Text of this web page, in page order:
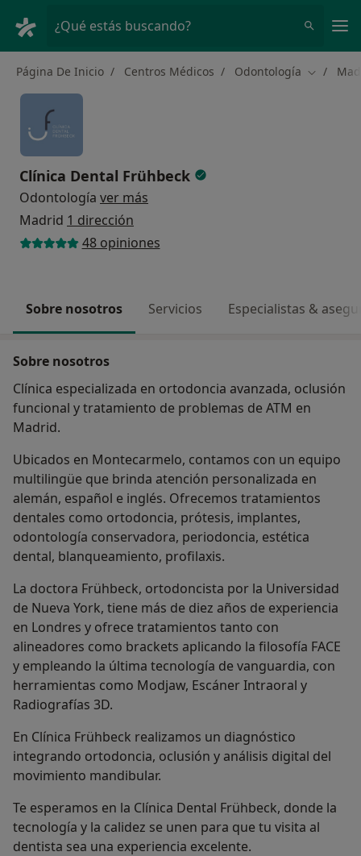
¿Qué estás buscando?
Página De Inicio Centros Médicos Odontología Cambiar
Clínica Dental Frühbeck
Odontología ver más
Madrid 1 dirección
48 opiniones
Sobre nosotros Servicios Especialistas &
Sobre nosotros
Clínica especializada en ortodoncia avanzada, oclusión
funcional y tratamiento de problemas de ATM en
Madrid.
Ubicados en Montecarmelo, contamos con un equipo
multilingüe que brinda atención personalizada en
alemán, español e inglés. Ofrecemos tratamientos
dentales como ortodoncia, prótesis, implantes,
odontología conservadora, periodoncia, estética
dental, blanqueamiento, profilaxis.
La doctora Frühbeck, ortodoncista por la Universidad
de Nueva York, tiene más de diez años de experiencia
en Londres y ofrece tratamientos tanto con
alineadores como brackets aplicando la filosofía FACE
y empleando la última tecnología de vanguardia, con
herramientas como Modjaw, Escáner Intraoral y
Radiografías 3D.
En Clínica Frühbeck realizamos un diagnóstico
integrando ortodoncia, oclusión y análisis digital del
movimiento mandibular.
Te esperamos en la Clínica Dental Frühbeck, donde la
tecnología y la calidez se unen para que tu visita al
dentista sea una experiencia excelente.